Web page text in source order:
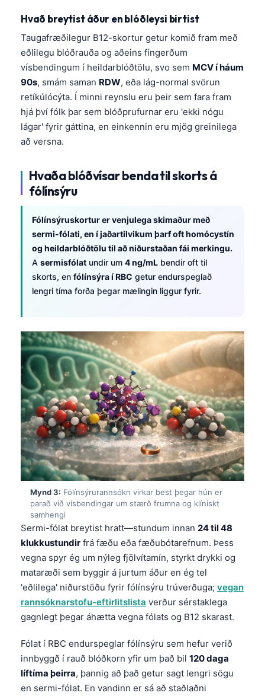
Hvað breytist áður en blóðleysi birtist
Taugafræðilegur B12-skortur getur komið fram með
eðlilegu blóðrauða og aðeins fíngerðum
vísbendingum í heildarblóðtölu, svo sem MCV í háum
90s, smám saman RDW, eða lág-normal svörun
retíkúlócýta. Í minni reynslu eru þeir sem fara fram
hjá því fólk þar sem blóðprufurnar eru 'ekki nógu
lágar' fyrir gáttina, en einkennin eru mjög greinilega
að versna.
Hvaða blóðvísar benda til skorts á
fólínsýru
Fólínsýruskortur er venjulega skimaður með
sermi-fólati, en í jaðartilvikum þarf oft homócystín
og heildarblóðtölu til að niðurstaðan fái merkingu.
A sermisfólat undir um 4 ng/mL bendir oft til
skorts, en fólínsýra í RBC getur endurspeglað
lengri tíma forða þegar mælingin liggur fyrir.
Mynd 3: Fólínsýrurannsókn virkar best þegar hún er
parað við vísbendingar um stærð frumna og klínískt
samhengi
Sermi-fólat breytist hratt—stundum innan 24 til 48
klukkustundir frá fæðu eða fæðubótarefnum. Þess
vegna spyr ég um nýleg fjölvítamín, styrkt drykki og
mataræði sem byggir á jurtum áður en ég tel
'eðlilega' niðurstöðu fyrir fólínsýru trúverðuga; vegan
rannsóknarstofu-eftirlitslista verður sérstaklega
gagnlegt þegar áhætta vegna fólats og B12 skarast.
Fólat í RBC endurspeglar fólínsýru sem hefur verið
innbyggð í rauð blóðkorn yfir um það bil 120 daga
líftíma þeirra, þannig að það getur sagt lengri sögu
en sermi-fólat. En vandinn er sá að staðlaðni